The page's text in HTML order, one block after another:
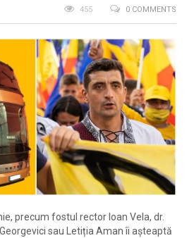
0 COMMENTS
455
precum fostul rector Ioan Vela, dr.
sau Letiția Aman îi așteaptă